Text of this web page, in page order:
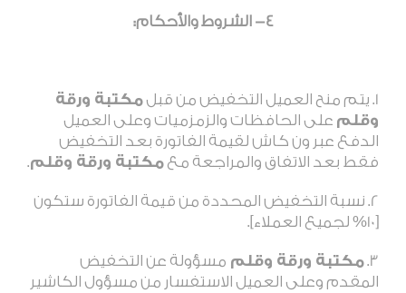
4- الشروط والأحكام:
يتم منح العميل التخفيض من قبل مكتبة ورقة
وقلم على الحافظات والزمزميات وعلى العميل
الدفع عبر ون كاش لقيمة الفاتورة بعد التخفيض
فقط بعد الاتفاق والمراجعة مع مكتبة ورقة وقلم.
نسبة التخفيض المحددة من قيمة الفاتورة ستكون
[10% لجميع العملاء].
مكتبة ورقة وقلم مسؤولة عن التخفيض
المقدم وعلى العميل الاستفسار من مسؤول الكاشير